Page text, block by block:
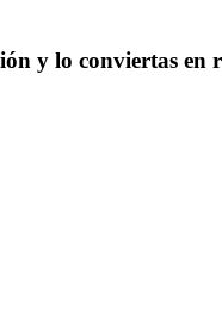
y lo conviertas en